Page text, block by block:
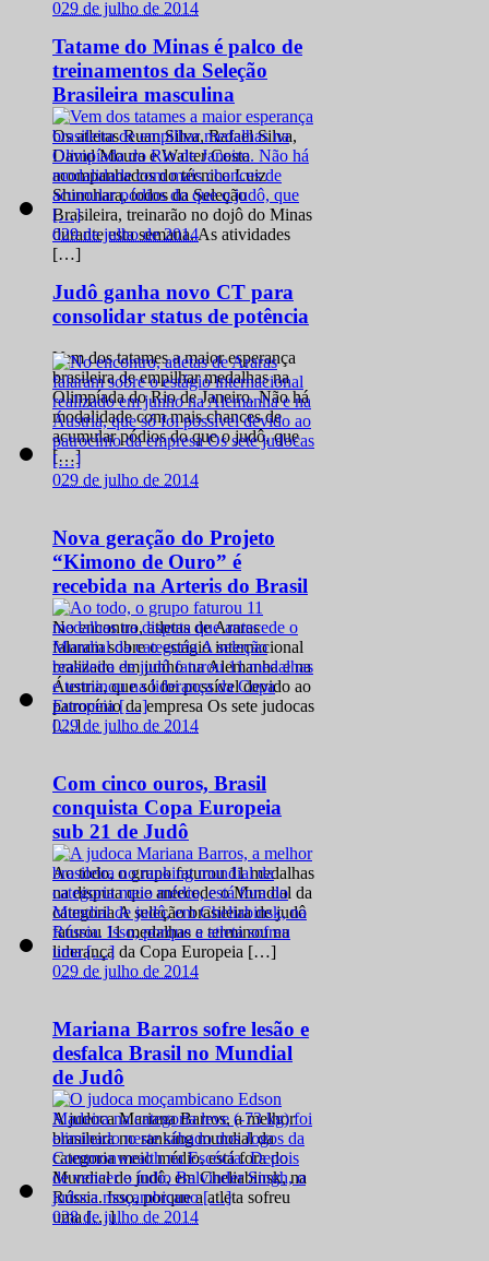
029 de julho de 2014
Tatame do Minas é palco de
treinamentos da Seleção
Brasileira masculina
Os atletas Ruan Silva, Rafael Silva,
David Moura e Walter Costa
acompanhados do técnico Luiz
Shinohara, todos da Seleção
Brasileira, treinarão no dojô do Minas
durante esta semana. As atividades
[…]
029 de julho de 2014
Judô ganha novo CT para
consolidar status de potência
Vem dos tatames a maior esperança
brasileira de empilhar medalhas na
Olimpíada do Rio de Janeiro. Não há
modalidade com mais chances de
acumular pódios do que o judô, que
[…]
029 de julho de 2014
Nova geração do Projeto
“Kimono de Ouro” é
recebida na Arteris do Brasil
No encontro, atletas de Araras
falaram sobre o estágio internacional
realizado em junho na Alemanha e na
Áustria, que só foi possível devido ao
patrocínio da empresa Os sete judocas
[…]
029 de julho de 2014
Com cinco ouros, Brasil
conquista Copa Europeia
sub 21 de Judô
Ao todo, o grupo faturou 11 medalhas
na disputa que antecede o Mundial da
categoria A seleção brasileira de judô
faturou 11 medalhas e terminou na
liderança da Copa Europeia […]
029 de julho de 2014
Mariana Barros sofre lesão e
desfalca Brasil no Mundial
de Judô
A judoca Mariana Barros, a melhor
brasileira no ranking mundial da
categoria meio médio, está fora do
Mundial de judô, em Cheliabinsk, na
Rússia. Isso, porque a atleta sofreu
uma […]
028 de julho de 2014